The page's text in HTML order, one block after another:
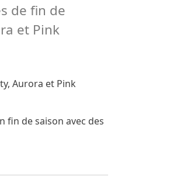
de fin de
et Pink
Aurora et Pink
fin de saison avec des